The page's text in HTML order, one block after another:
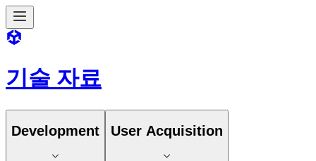
기술 자료
Development User Acquisition